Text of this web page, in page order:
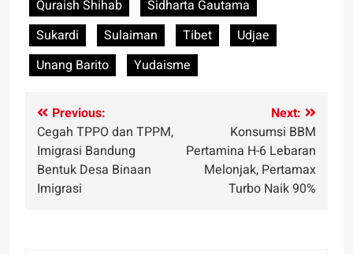
Quraish Shihab
Sidharta Gautama
Sukardi
Sulaiman Tibet
Udjae
Unang Barito
Yudaisme
Post
navigation
Previous:
Cegah TPPO dan TPPM,
Imigrasi Bandung
Bentuk Desa Binaan
Imigrasi
Next:
Konsumsi BBM
Pertamina H-6 Lebaran
Melonjak, Pertamax
Turbo Naik 90%